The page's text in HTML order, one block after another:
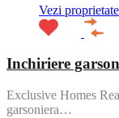
Vezi proprietate
Inchiriere
Exclusive Homes
garsoniera…